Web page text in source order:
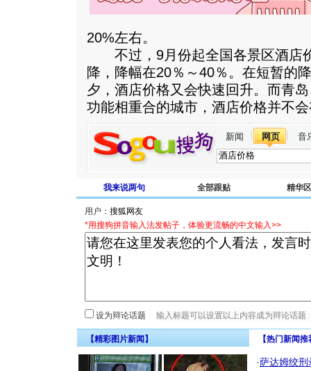
20%左右。
不过，9月份起全国各景区酒店
降，降幅在20％～40％。在短暂的
夕，酒店价格又会快速回升。而青
功能相重合的城市，酒店价格并不
新闻 网页 音
我来说两句 全部跟贴 精华区
用户：
*用搜狗拼音输入法发帖子，体验更流畅的中文输入>>
设为辩论话题
【精彩图片新闻】 【热门新闻
·萨达姆绞刑